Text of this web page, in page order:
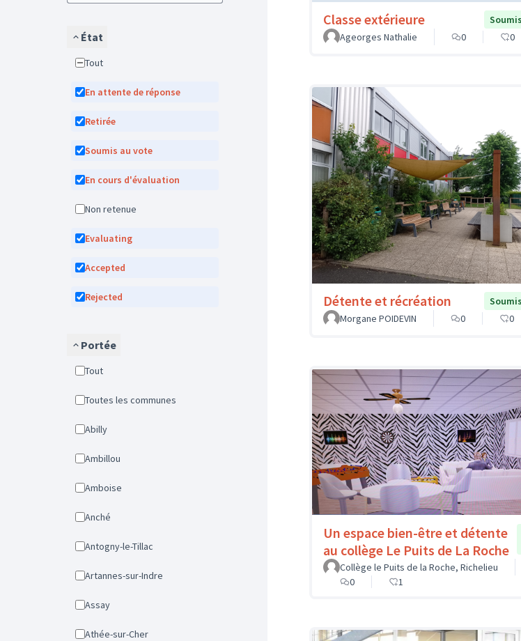
État
Tout
En attente de réponse
Retirée
Soumis au vote
En cours d'évaluation
Non retenue
Evaluating
Accepted
Rejected
Portée
Tout
Toutes les communes
Abilly
Ambillou
Amboise
Anché
Antogny-le-Tillac
Artannes-sur-Indre
Assay
Athée-sur-Cher
Classe extérieure
Ageorges Nathalie
0 0
Détente et récréation
Morgane POIDEVIN
0 0
Un espace bien-être et détente
au collège Le Puits de La Roche
Collège le Puits de la Roche, Richelieu
0
1